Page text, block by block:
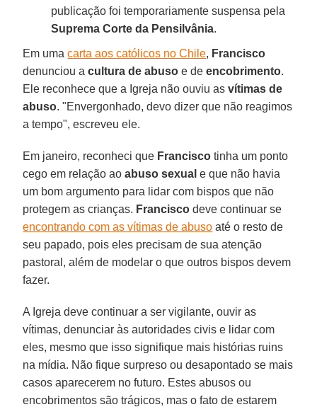
publicação foi temporariamente suspensa pela
Suprema Corte da Pensilvânia.
Em umacarta aos católicos no Chile, Francisco
denunciou acultura de abuso e deencobrimento.
Ele reconhece que a Igreja não ouviu asvítimas de
abuso. "Envergonhado, devo dizer que não reagimos
a tempo", escreveu ele.
Em janeiro, reconheci que Francisco tinha um ponto
cego em relação aoabuso sexual e que não havia
um bom argumento para lidar com bispos que não
protegem as crianças. Francisco deve continuar se
encontrando com as vítimas de abuso até o resto de
seu papado, pois eles precisam de sua atenção
pastoral, além de modelar o que outros bispos devem
fazer.
A Igreja deve continuar a ser vigilante, ouvir as
vítimas, denunciar às autoridades civis e lidar com
eles, mesmo que isso signifique mais histórias ruins
na mídia. Não fique surpreso ou desapontado se mais
casos aparecerem no futuro. Estes abusos ou
encobrimentos são trágicos, mas o fato de estarem